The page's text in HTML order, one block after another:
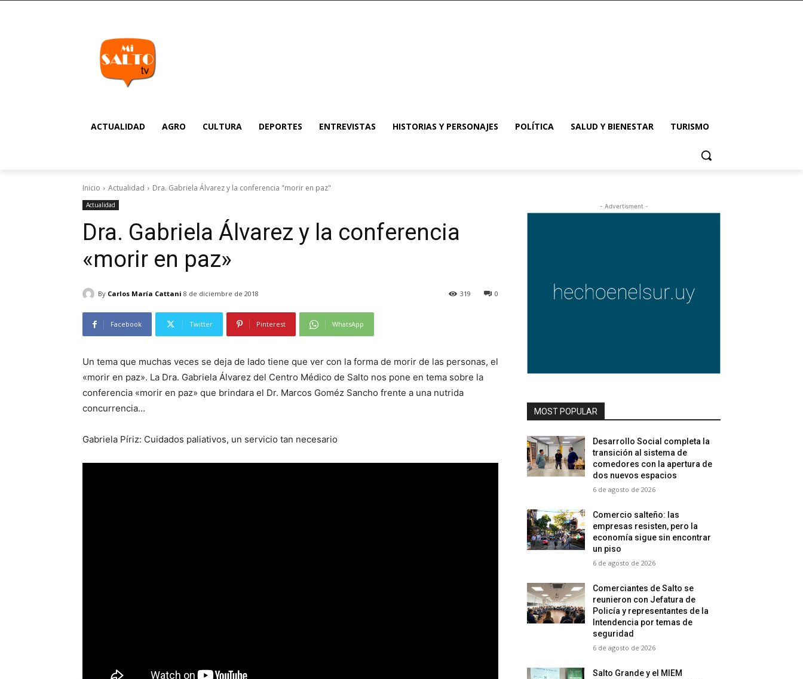
ACTUALIDAD AGRO CULTURA DEPORTES ENTREVISTAS HISTORIAS Y PERSONAJES POLÍTICA SALUD Y BIENESTAR TURISMO
Inicio Actualidad Dra. Gabriela Álvarez y la conferencia "morir en paz"
Actualidad
Dra. Gabriela Álvarez y la conferencia
«morir en paz»
By Carlos María Cattani 8 de diciembre de 2018 0
319
Facebook Twitter Pinterest WhatsApp
Un tema que muchas veces se deja de lado tiene que ver con la forma de morir de las personas, el
«morir en paz». La Dra. Gabriela Álvarez del Centro Médico de Salto nos pone en tema sobre la
conferencia «morir en paz» que brindara el Dr. Marcos Goméz Sancho frente a una nutrida
concurrencia…
Gabriela Píriz: Cuidados paliativos, un servicio tan necesario
- Advertisment -
MOST POPULAR
Desarrollo Social completa la
transición al sistema de
comedores con la apertura de
dos nuevos espacios
6 de agosto de 2026
Comercio salteño: las
empresas resisten, pero la
economía sigue sin encontrar
un piso
6 de agosto de 2026
Comerciantes de Salto se
reunieron con Jefatura de
Policía y representantes de la
Intendencia por temas de
seguridad
6 de agosto de 2026
Salto Grande y el MIEM